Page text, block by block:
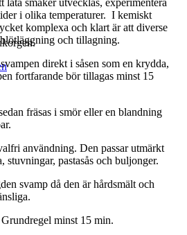
i olika temperaturer. I kemiskt
komplexa och klart är att diverse
och tillagning.
direkt i såsen som en krydda,
fortfarande bör tillagas minst 15
fräsas i smör eller en blandning
användning. Den passar utmärkt
stuvningar, pastasås och buljonger.
svamp då den är hårdsmält och
Grundregel minst 15 min.